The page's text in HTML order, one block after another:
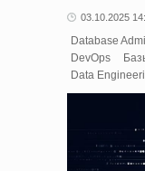
03.10.2025
Database
DevOps
Data